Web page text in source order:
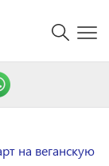
на веганскую